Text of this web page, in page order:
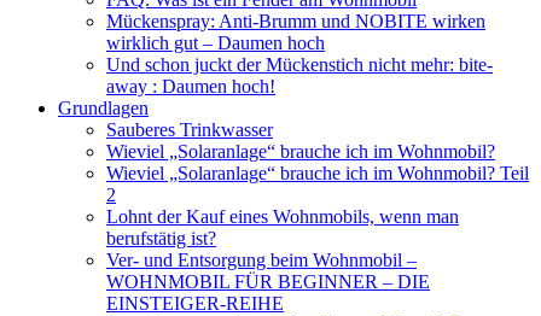
Mückenspray: Anti-Brumm und NOBITE wirken
wirklich gut – Daumen hoch
Und schon juckt der Mückenstich nicht mehr: bite-
away : Daumen hoch!
Grundlagen
Sauberes Trinkwasser
Wieviel „Solaranlage“ brauche ich im Wohnmobil?
Wieviel „Solaranlage“ brauche ich im Wohnmobil? Teil
2
Lohnt der Kauf eines Wohnmobils, wenn man
berufstätig ist?
Ver- und Entsorgung beim Wohnmobil –
WOHNMOBIL FÜR BEGINNER – DIE
EINSTEIGER-REIHE